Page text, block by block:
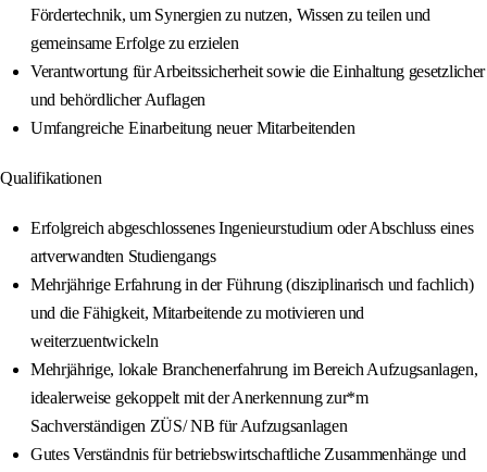
Fördertechnik, um Synergien zu nutzen, Wissen zu teilen und
gemeinsame Erfolge zu erzielen
Verantwortung für Arbeitssicherheit sowie die Einhaltung gesetzlicher
und behördlicher Auflagen
Umfangreiche Einarbeitung neuer Mitarbeitenden
Qualifikationen
Erfolgreich abgeschlossenes Ingenieurstudium oder Abschluss eines
artverwandten Studiengangs
Mehrjährige Erfahrung in der Führung (disziplinarisch und fachlich)
und die Fähigkeit, Mitarbeitende zu motivieren und
weiterzuentwickeln
Mehrjährige, lokale Branchenerfahrung im Bereich Aufzugsanlagen,
idealerweise gekoppelt mit der Anerkennung zur*m
Sachverständigen ZÜS/ NB für Aufzugsanlagen
Gutes Verständnis für betriebswirtschaftliche Zusammenhänge und